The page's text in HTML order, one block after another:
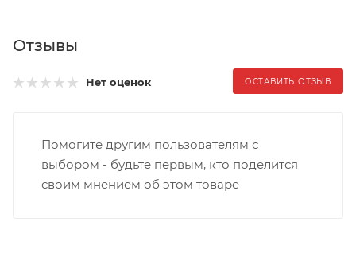
Отзывы
Нет оценок ОСТАВИТЬ ОТЗЫВ
Помогите другим пользователям с
выбором - будьте первым, кто поделится
своим мнением об этом товаре